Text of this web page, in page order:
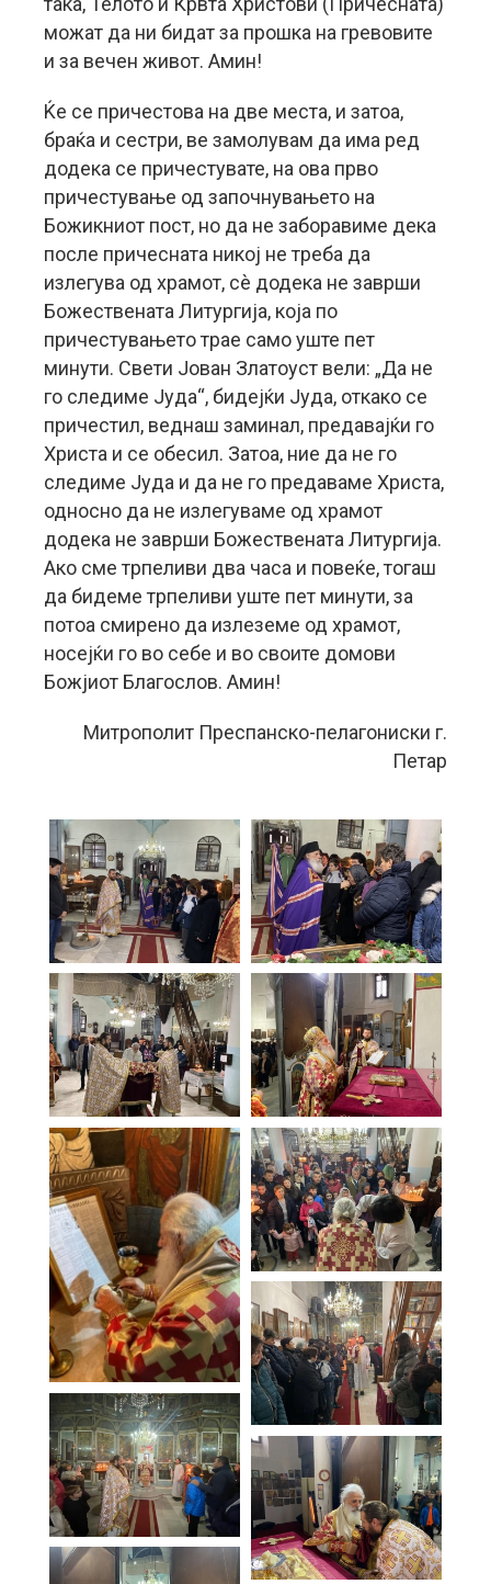
можат да ни бидат за прошка на гревовите
и за вечен живот. Амин!
Ќе се причестова на две места, и затоа,
браќа и сестри, ве замолувам да има ред
додека се причестувате, на ова прво
причестување од започнувањето на
Божикниот пост, но да не заборавиме дека
после причесната никој не треба да
излегува од храмот, сè додека не заврши
Божествената Литургија, која по
причестувањето трае само уште пет
минути. Свети Јован Златоуст вели: „Да не
го следиме Јуда“, бидејќи Јуда, откако се
причестил, веднаш заминал, предавајќи го
Христа и се обесил. Затоа, ние да не го
следиме Јуда и да не го предаваме Христа,
односно да не излегуваме од храмот
додека не заврши Божествената Литургија.
Ако сме трпеливи два часа и повеќе, тогаш
да бидеме трпеливи уште пет минути, за
потоа смирено да излеземе од храмот,
носејќи го во себе и во своите домови
Божјиот Благослов. Амин!
Митрополит Преспанско-пелагониски г.
Петар